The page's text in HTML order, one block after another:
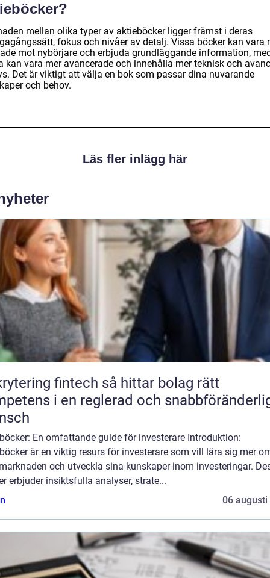
mellan olika typer av aktieböcker ligger främst i deras
fokus och nivåer av detalj. Vissa böcker kan vara
mot nybörjare och erbjuda grundläggande information,
kan vara mer avancerade och innehålla mer teknisk och
Det är viktigt att välja en bok som passar dina nuvarande
och behov.
Läs fler inlägg här
fintech så hittar bolag rätt
i en reglerad och
En omfattande guide för investerare Introduktion:
är en viktig resurs för investerare som vill lära sig mer
och utveckla sina kunskaper inom investeringar.
erbjuder insiktsfulla analyser, strate...
06 augusti